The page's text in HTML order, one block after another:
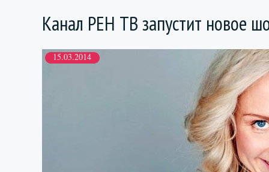
Канал РЕН ТВ запустит новое
15.03.2014